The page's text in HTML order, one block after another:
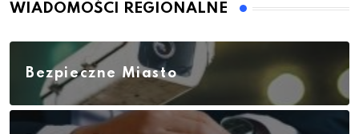
WIADOMOŚCI REGIONALNE
Bezpieczne Miasto